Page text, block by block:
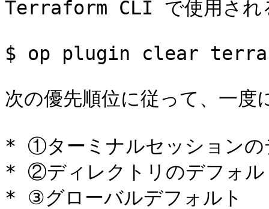
Terraform CLI で使用され
$ op plugin clear
次の優先順位に従って、一
* ①ターミナルセッションの
* ②ディレクトリのデフォル
* ③グローバルデフォルト